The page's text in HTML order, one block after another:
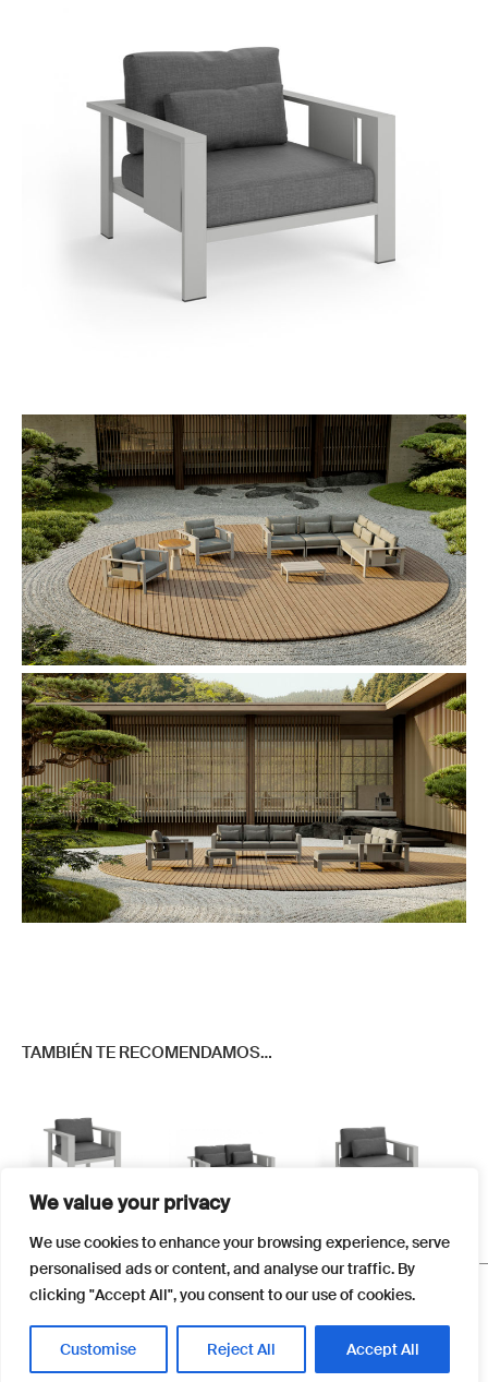
We value your privacy
We use cookies to enhance your browsing experience, serve
personalised ads or content, and analyse our traffic. By
clicking "Accept All", you consent to our use of cookies.
Customise Reject All Accept All
TAMBIÉN TE RECOMENDAMOS…
Este
producto
tiene
múltiples
Este
producto
tiene
producto
tiene
FAQS
Newsletter
Términos y Condiciones
Política de Cookies